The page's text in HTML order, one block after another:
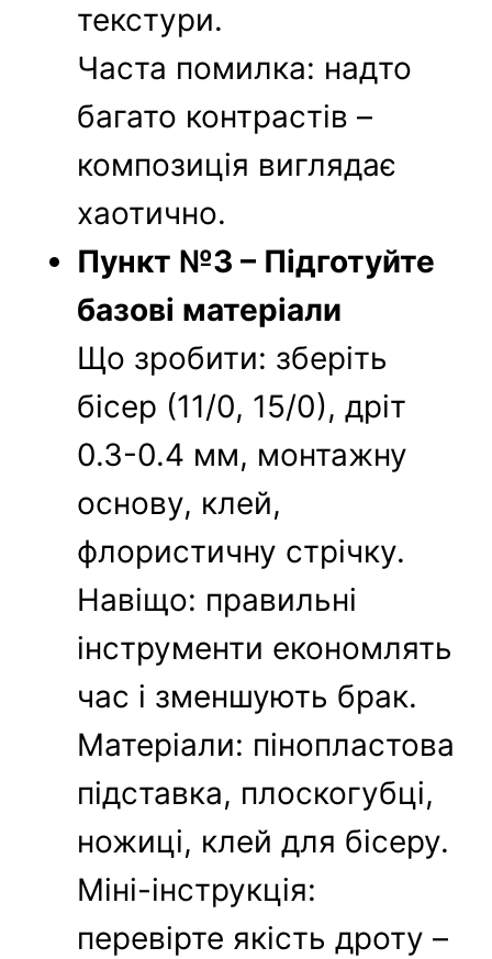
текстури.
Часта помилка: надто
багато контрастів –
композиція виглядає
хаотично.
Пункт №3 – Підготуйте
базові матеріали
Що зробити: зберіть
бісер (11/0, 15/0), дріт
0.3-0.4 мм, монтажну
основу, клей,
флористичну стрічку.
Навіщо: правильні
інструменти економлять
час і зменшують брак.
Матеріали: пінопластова
підставка, плоскогубці,
ножиці, клей для бісеру.
Міні-інструкція:
перевірте якість дроту –